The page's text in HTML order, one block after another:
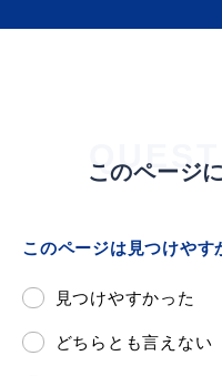
このページ
このページは見つけやす
見つけやすかった
どちらとも言えない